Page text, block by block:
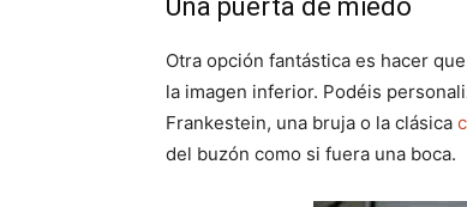
Una puerta de miedo
Otra opción fantástica es hacer
la imagen inferior. Podéis
Frankestein, una bruja o la clásica
del buzón como si fuera una boca.